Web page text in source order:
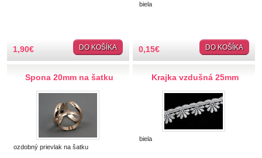
Lemovky
Nášivky a Nažehlovačky
Nite a Priadze
Perie, pierka, perá
1,90€ DO KOŠÍKA
biela
0,15€ DO KOŠÍKA
Spona 20mm na šatku
ozdobný prievlak na šatku
Krajka vzdušná 25mm
biela